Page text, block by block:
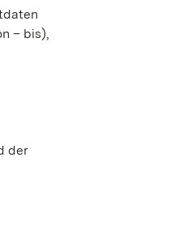
– bis),
der